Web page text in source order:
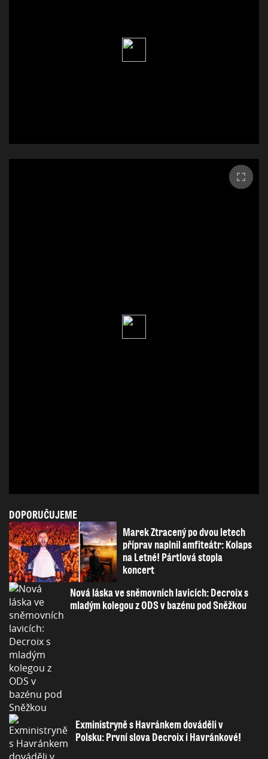
DOPORUČUJEME
Marek Ztracený po dvou letech
příprav naplnil amfiteátr: Kolaps
na Letné! Pártlová stopla
koncert
Nová láska ve sněmovních lavicích: Decroix s
mladým kolegou z ODS v bazénu pod Sněžkou
Exministryně s Havránkem dováděli v
Polsku: První slova Decroix i Havránkové!